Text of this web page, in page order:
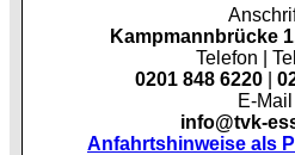
Kampmannbrücke
Telefon |
0201 848 6220
E-Mail
info@tvk-
Anfahrtshinweise als